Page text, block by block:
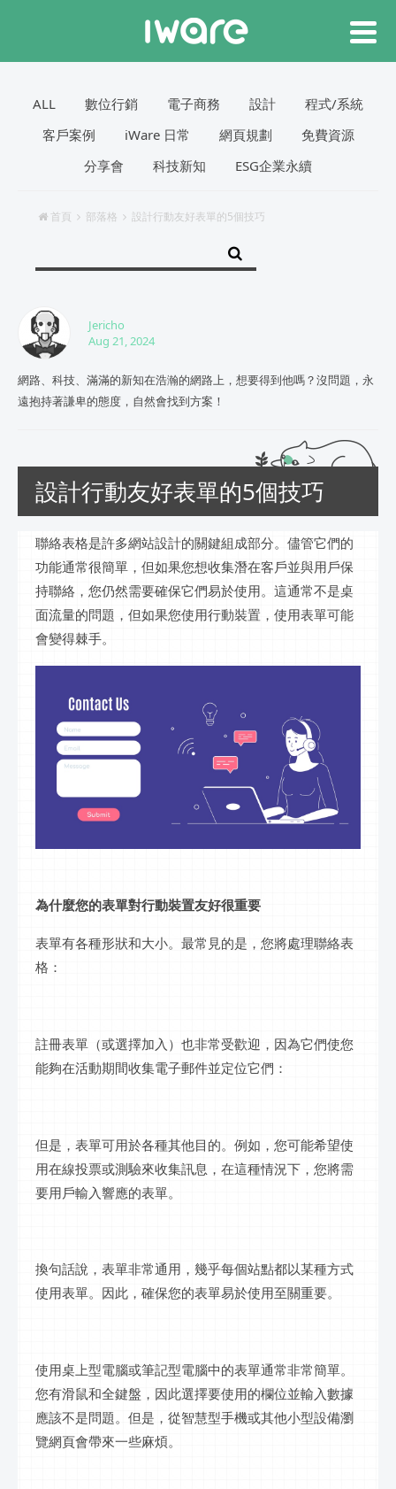
ALL 數位行銷 電子商務 設計
程式/系統
客戶案例
iWare 日常 網頁規劃
免費資源
分享會
科技新知 ESG企業永續
首頁 部落格 設計行動友好表單的5個技巧
Jericho
Aug 21, 2024
網路、科技、滿滿的新知在浩瀚的網路上，想要得到他嗎？沒問題，永
遠抱持著謙卑的態度，自然會找到方案！
設計行動友好表單的5個技巧
聯絡表格是許多網站設計的關鍵組成部分。儘管它們的
功能通常很簡單，但如果您想收集潛在客戶並與用戶保
持聯絡，您仍然需要確保它們易於使用。這通常不是桌
面流量的問題，但如果您使用行動裝置，使用表單可能
會變得棘手。
為什麼您的表單對行動裝置友好很重要
表單有各種形狀和大小。最常見的是，您將處理聯絡表
格：
註冊表單（或選擇加入）也非常受歡迎，因為它們使您
能夠在活動期間收集電子郵件並定位它們：
但是，表單可用於各種其他目的。例如，您可能希望使
用在線投票或測驗來收集訊息，在這種情況下，您將需
要用戶輸入響應的表單。
換句話說，表單非常通用，幾乎每個站點都以某種方式
使用表單。因此，確保您的表單易於使用至關重要。
使用桌上型電腦或筆記型電腦中的表單通常非常簡單。
您有滑鼠和全鍵盤，因此選擇要使用的欄位並輸入數據
應該不是問題。但是，從智慧型手機或其他小型設備瀏
覽網頁會帶來一些麻煩。